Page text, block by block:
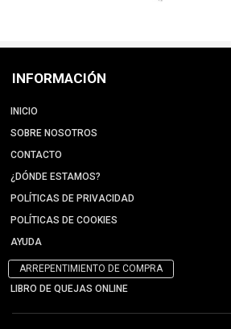
INFORMACIÓN
INICIO
SOBRE NOSOTROS
CONTACTO
¿DÓNDE ESTAMOS?
POLÍTICAS DE PRIVACIDAD
POLÍTICAS DE COOKIES
AYUDA
ARREPENTIMIENTO DE COMPRA
LIBRO DE QUEJAS ONLINE